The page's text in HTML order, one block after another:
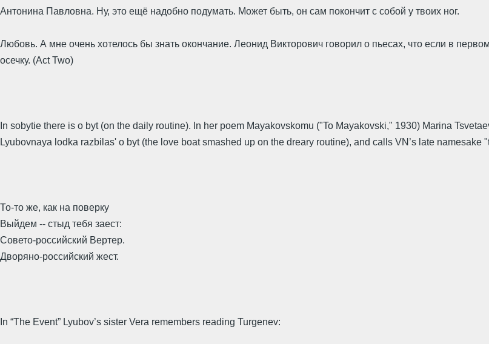
Антонина Павловна. Ну, это ещё надобно подумать. Может быть, он сам покончит с собой у твоих ног.
Любовь. А мне очень хотелось бы знать окончание. Леонид Викторович говорил о пьесах, что если в
осечку. (Act Two)
In sobytie there is o byt (on the daily routine). In her poem Mayakovskomu ("To Mayakovski," 1930) Marina
Lyubovnaya lodka razbilas' o byt (the love boat smashed up on the dreary routine), and calls VN’s late namesake
То-то же, как на поверку
Выйдем -- стыд тебя заест:
Совето-российский Вертер.
Дворяно-российский жест.
In “The Event” Lyubov’s sister Vera remembers reading Turgenev: